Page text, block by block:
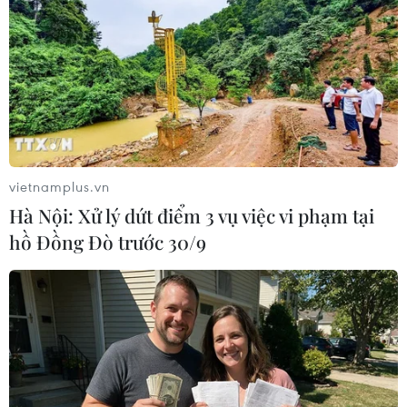
#Màn hình điện thoại
Theo dõi VietnamPlus
vietnamplus.vn
Hà Nội: Xử lý dứt điểm 3 vụ việc vi phạm tại
hồ Đồng Đò trước 30/9